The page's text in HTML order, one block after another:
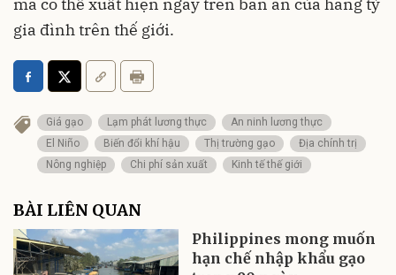
mà có thể xuất hiện ngay trên bàn ăn của hàng tỷ
gia đình trên thế giới.
Giá gạo Lạm phát lương thực
An ninh lương thực
El Niño
Biến đổi khí hậu Thị trường gạo
Địa chính trị
Nông nghiệp
Chi phí sản xuất Kinh tế thế giới
BÀI LIÊN QUAN
Philippines mong muốn
hạn chế nhập khẩu gạo